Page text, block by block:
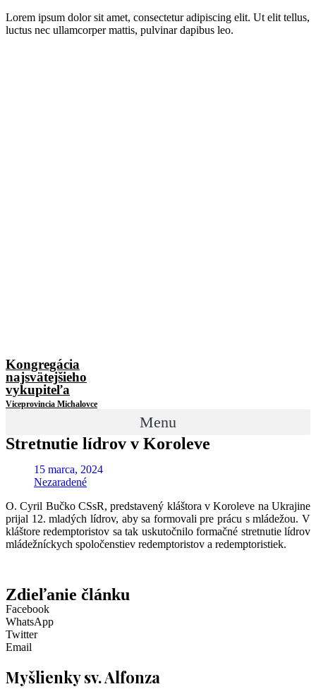
Lorem ipsum dolor sit amet, consectetur adipiscing elit. Ut elit tellus,
luctus nec ullamcorper mattis, pulvinar dapibus leo.
Kongregácia
najsvätejšieho
vykupiteľa
Viceprovincia Michalovce
Menu
Stretnutie lídrov v Koroleve
15 marca, 2024
Nezaradené
O. Cyril Bučko CSsR, predstavený kláštora v Koroleve na Ukrajine
prijal 12. mladých lídrov, aby sa formovali pre prácu s mládežou. V
kláštore redemptoristov sa tak uskutočnilo formačné stretnutie lídrov
mládežníckych spoločenstiev redemptoristov a redemptoristiek.
Zdieľanie článku
Facebook
WhatsApp
Twitter
Email
Myšlienky sv. Alfonza